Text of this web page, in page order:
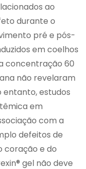
ao
durante o
pré e pós-
em coelhos
concentração 60
não revelaram
entanto, estudos
em
com a
defeitos de
coração e do
gel não deve